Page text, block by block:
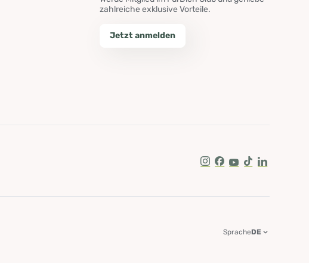
zahlreiche exklusive Vorteile.
Jetzt anmelden
Instagram
Facebook
Youtube
Tik TokLinkedIn
SpracheDE